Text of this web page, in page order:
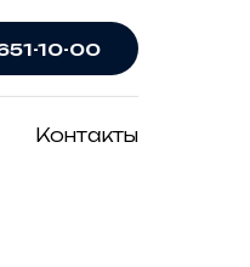
10-00
Контакты